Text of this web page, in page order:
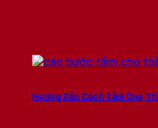
Hướng Dẫn Cách Tắm Ông